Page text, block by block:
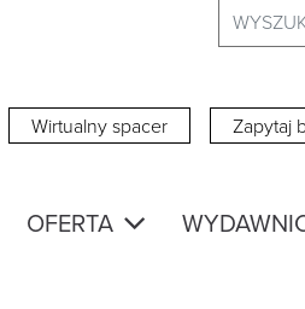
Wirtualny spacer Zapytaj
OFERTA